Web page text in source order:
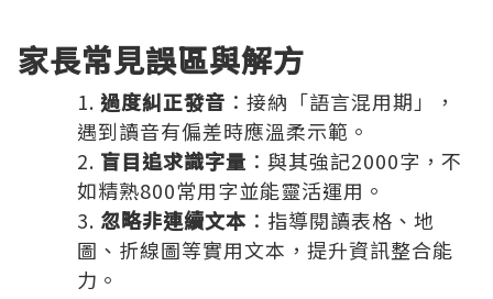
家長常見誤區與解方
過度糾正發音 ：接納「語言混用期」，
遇到讀音有偏差時應溫柔示範。
盲目追求識字量 ：與其強記2000字，不
如精熟800常用字並能靈活運用。
忽略非連續文本 ：指導閱讀表格、地
圖、折線圖等實用文本，提升資訊整合能
力。